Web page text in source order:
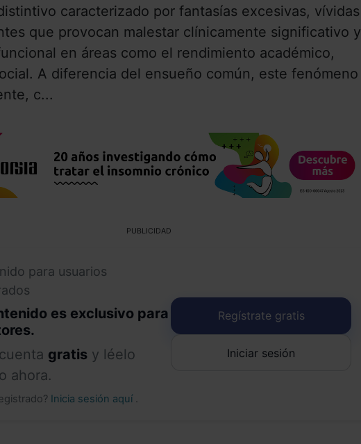
caracterizado por fantasías excesivas, vívidas
que provocan malestar clínicamente significativo y
en áreas como el rendimiento académico,
A diferencia del ensueño común, este fenómeno
c...
PUBLICIDAD
para usuarios
es exclusivo para
gratis y léelo
ahora.
Inicia sesión aquí .
Regístrate gratis
Iniciar sesión